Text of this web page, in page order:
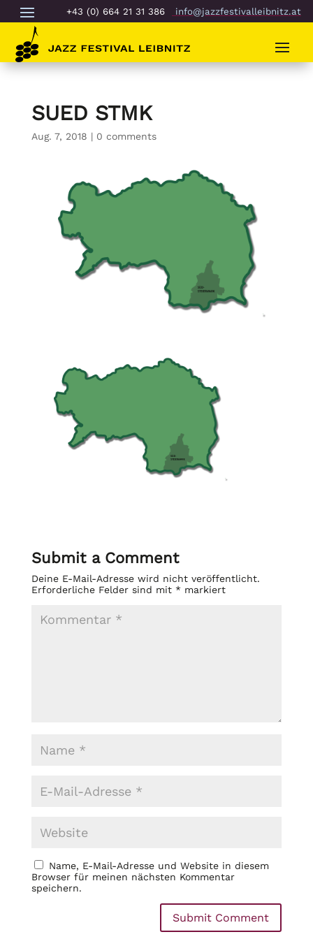
+43 (0) 664 21 31 386 info@jazzfestivalleibnitz.at
SUED STMK
Aug. 7, 2018 | 0 comments
Submit a Comment
Deine E-Mail-Adresse wird nicht veröffentlicht.
Erforderliche Felder sind mit *markiert
Name, E-Mail-Adresse und Website in diesem
Browser für meinen nächsten Kommentar
speichern.